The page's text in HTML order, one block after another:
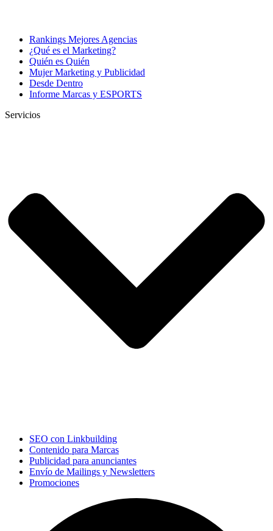
Rankings Mejores Agencias
¿Qué es el Marketing?
Quién es Quién
Mujer Marketing y Publicidad
Desde Dentro
Informe Marcas y ESPORTS
Servicios
SEO con Linkbuilding
Contenido para Marcas
Publicidad para anunciantes
Envío de Mailings y Newsletters
Promociones